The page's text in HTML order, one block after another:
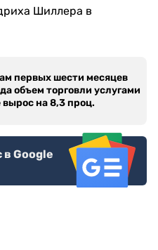
Шиллера в
первых шести месяцев
объем торговли услугами
вырос на 8,3 проц.
в Google